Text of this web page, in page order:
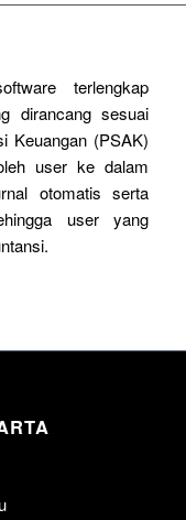
terlengkap
dirancang sesuai
Keuangan (PSAK)
user ke dalam
otomatis serta
user yang